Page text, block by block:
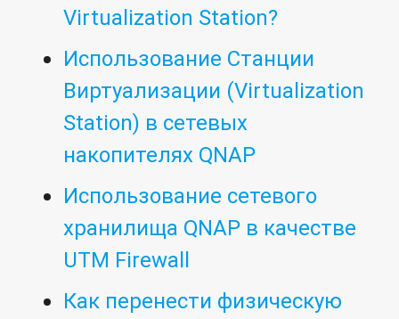
Virtualization Station?
Использование Станции
Виртуализации (Virtualization
Station) в сетевых
накопителях QNAP
Использование сетевого
хранилища QNAP в качестве
UTM Firewall
Как перенести физическую